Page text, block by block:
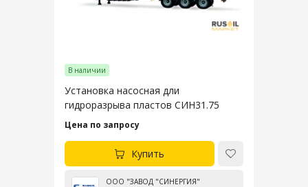
В наличии
Установка насосная дли
гидроразрыва пластов СИН31.75
Цена по запросу
Купить
ООО "ЗАВОД "СИНЕРГИЯ"